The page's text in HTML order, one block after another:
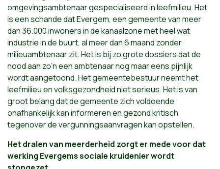
omgevingsambtenaar gespecialiseerd in leefmilieu. Het
is een schande dat Evergem, een gemeente van meer
dan 36.000 inwoners in de kanaalzone met heel wat
industrie in de buurt, al meer dan 6 maand zonder
milieuambtenaar zit. Het is bij zo grote dossiers dat de
nood aan zo’n een ambtenaar nog maar eens pijnlijk
wordt aangetoond. Het gemeentebestuur neemt het
leefmilieu en volksgezondheid niet serieus. Het is van
groot belang dat de gemeente zich voldoende
onafhankelijk kan informeren en gezond kritisch
tegenover de vergunningsaanvragen kan opstellen.
Het dralen van meerderheid zorgt er mede voor dat
werking Evergems sociale kruidenier wordt